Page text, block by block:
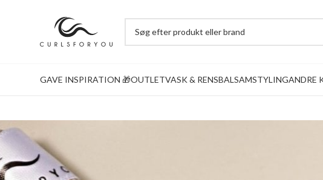
GAVE INSPIRATION 🎁OUTLETVASK & RENSBALSAMSTYLINGANDRE